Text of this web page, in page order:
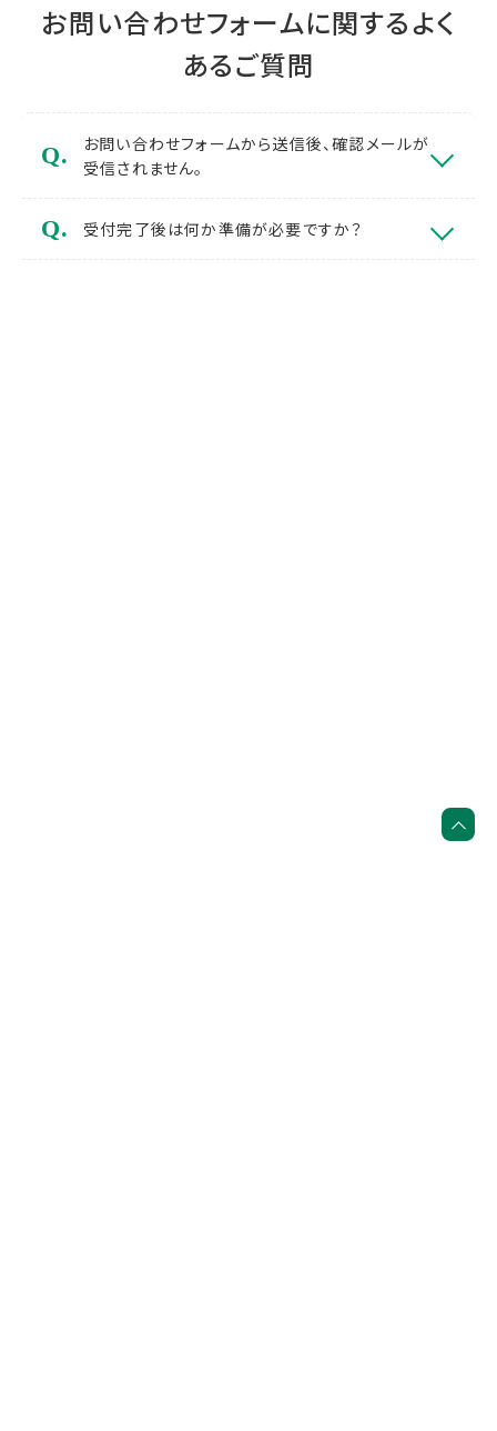
お問い合わせフォームに関するよく
あるご質問
お問い合わせフォームから送信後、確認メールが
受信されません。
受付完了後は何か準備が必要ですか？